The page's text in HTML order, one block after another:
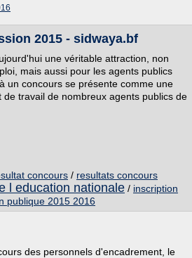
2015 - sidwaya.bf
une véritable attraction, non
mais aussi pour les agents publics
un concours se présente comme une
travail de nombreux agents publics de
concours / resultats concours
l education nationale / inscription
publique 2015 2016
des personnels d'encadrement, le